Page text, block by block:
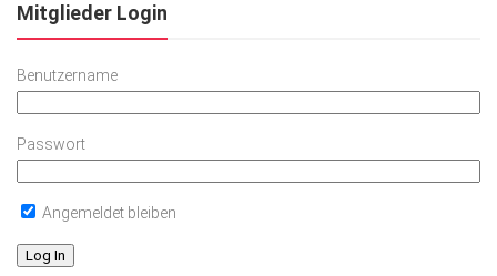
Mitglieder Login
Benutzername
Passwort
Angemeldet bleiben